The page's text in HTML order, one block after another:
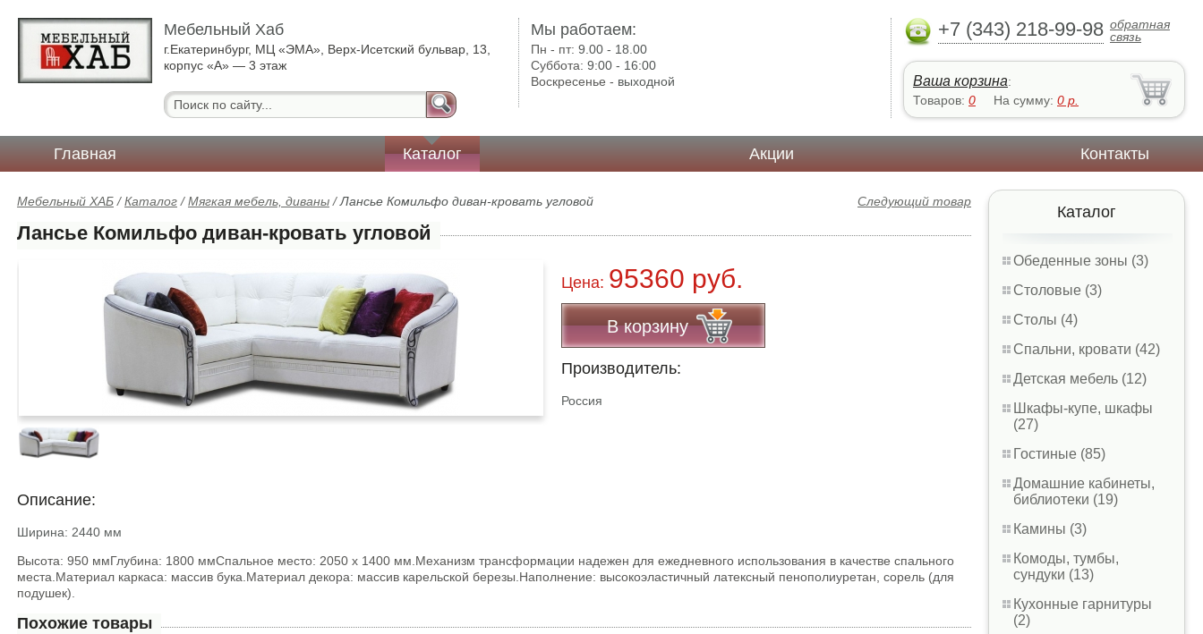
Мебельный Хаб
г.Екатеринбург, МЦ «ЭМА», Верх-Исетский бульвар, 13,
корпус «А» — 3 этаж
Мы работаем:
Пн - пт:9.00 - 18.00
Суббота:9:00 - 16:00
Воскресенье - выходной
+7 (343) 218-99-98 обратная
связь
Ваша корзина:
Товаров: 0 На сумму: 0 р.
Главная Каталог Акции Контакты
Каталог
Обеденные зоны (3)
Столовые (3)
Столы (4)
Спальни, кровати (42)
Детская мебель (12)
Шкафы-купе, шкафы
(27)
Гостиные (85)
Домашние кабинеты,
библиотеки (19)
Камины (3)
Комоды, тумбы,
сундуки (13)
Кухонные гарнитуры
(2)
Следующий товар
Мебельный ХАБ /Каталог /Мягкая мебель, диваны /Лансье Комильфо диван-кровать угловой
Лансье Комильфо диван-кровать угловой
Цена: 95360 руб.
В корзину
Производитель:
Россия
Описание:
Ширина: 2440 мм
Высота: 950 ммГлубина: 1800 ммСпальное место: 2050 х 1400 мм.Механизм трансформации надежен для ежедневного использования в качестве спального
места.Материал каркаса: массив бука.Материал декора: массив карельской березы.Наполнение: высокоэластичный латексный пенополиуретан, сорель (для
подушек).
Похожие товары